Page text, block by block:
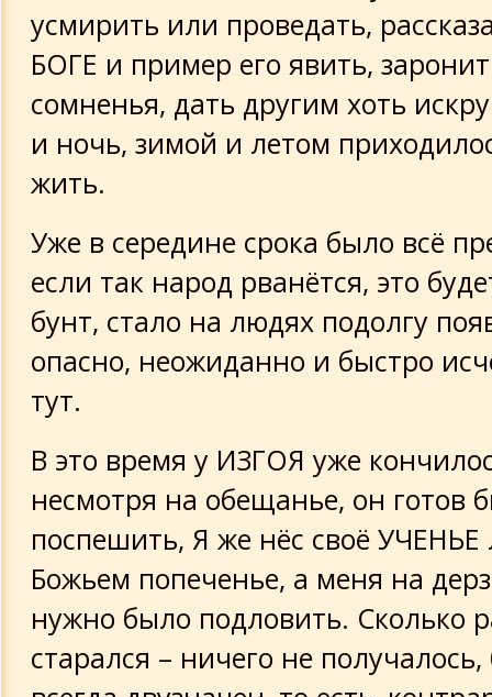
усмирить или проведать,
БОГЕ и пример его явить,
сомненья, дать другим хоть
и ночь, зимой и летом
жить.
Уже в середине срока было всё
если так народ рванётся, это
бунт, стало на людях подолгу
опасно, неожиданно и быстро
тут.
В это время у ИЗГОЯ уже
несмотря на обещанье, он готов
поспешить, Я же нёс своё
Божьем попеченье, а меня на
нужно было подловить. Сколько
старался – ничего не